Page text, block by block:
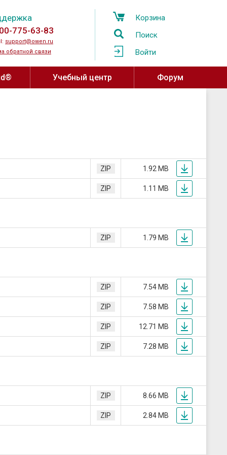
775-63-83
support@owen.ru
обратной связи
Корзина
Поиск
Войти
к датчикам уровня
SCADA системы
Конфигураторы
Устройства связи
Учебный центр Форум
ZIP 1.92 MB
ZIP 1.11 MB
ZIP 1.79 MB
ZIP 7.54 MB
ZIP 7.58 MB
ZIP 12.71 MB
ZIP 7.28 MB
ZIP 8.66 MB
ZIP 2.84 MB